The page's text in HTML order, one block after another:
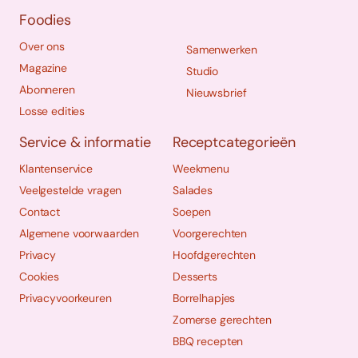
Foodies
Over ons
Magazine
Abonneren
Losse edities
Samenwerken
Studio
Nieuwsbrief
Service & informatie
Klantenservice
Veelgestelde vragen
Contact
Algemene voorwaarden
Privacy
Cookies
Privacyvoorkeuren
Receptcategorieën
Weekmenu
Salades
Soepen
Voorgerechten
Hoofdgerechten
Desserts
Borrelhapjes
Zomerse gerechten
BBQ recepten